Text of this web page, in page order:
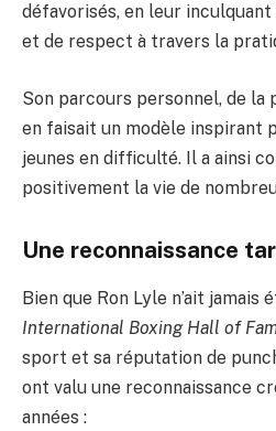
défavorisés, en leur
et de respect à travers la
Son parcours personnel, de la
en faisait un modèle inspirant
jeunes en difficulté. Il a ainsi
positivement la vie de
Une reconnaissance
Bien que Ron Lyle n’ait jamais
International Boxing Hall of
sport et sa réputation de
ont valu une reconnaissance
années :